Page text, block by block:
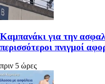
Καμπανάκι για την
περισσότεροι πνιγμοί
πριν 5 ώρες